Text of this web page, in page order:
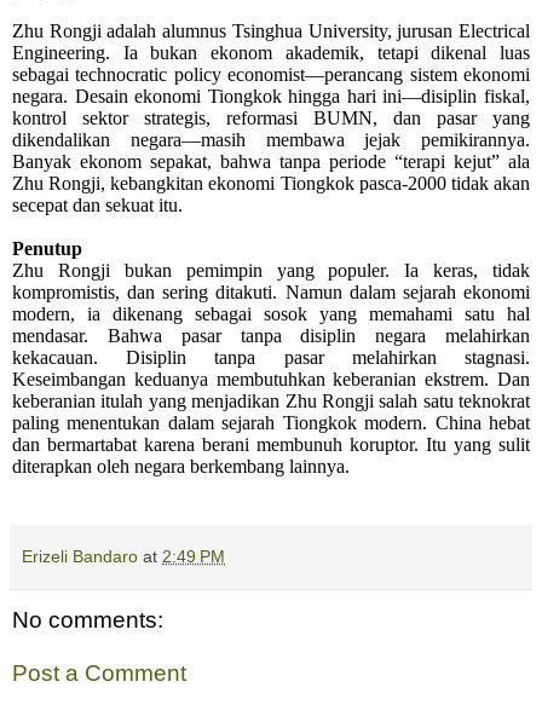
Zhu Rongji adalah alumnus Tsinghua University, jurusan Electrical
Engineering. Ia bukan ekonom akademik, tetapi dikenal luas
sebagai technocratic policy economist—perancang sistem ekonomi
negara. Desain ekonomi Tiongkok hingga hari ini—disiplin fiskal,
kontrol sektor strategis, reformasi BUMN, dan pasar yang
dikendalikan negara—masih membawa jejak pemikirannya.
Banyak ekonom sepakat, bahwa tanpa periode “terapi kejut” ala
Zhu Rongji, kebangkitan ekonomi Tiongkok pasca-2000 tidak akan
secepat dan sekuat itu.
Penutup
Zhu Rongji bukan pemimpin yang populer. Ia keras, tidak
kompromistis, dan sering ditakuti. Namun dalam sejarah ekonomi
modern, ia dikenang sebagai sosok yang memahami satu hal
mendasar. Bahwa pasar tanpa disiplin negara melahirkan
kekacauan. Disiplin tanpa pasar melahirkan stagnasi.
Keseimbangan keduanya membutuhkan keberanian ekstrem. Dan
keberanian itulah yang menjadikan Zhu Rongji salah satu teknokrat
paling menentukan dalam sejarah Tiongkok modern. China hebat
dan bermartabat karena berani membunuh koruptor. Itu yang sulit
diterapkan oleh negara berkembang lainnya.
Erizeli Bandaro at 2:49 PM
No comments:
Post a Comment